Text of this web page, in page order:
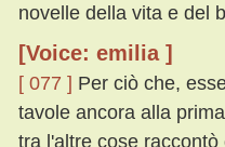
novelle della vita e del
[Voice: emilia ]
[ 077 ] Per ciò che,
tavole ancora alla
tra l'altre cose